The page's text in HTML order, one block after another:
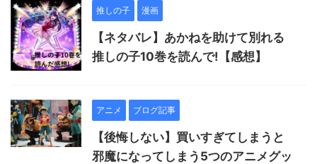
推しの子 漫画
【ネタバレ】あかねを助けて別れる
推しの子10巻を読んで!【感想】
アニメ ブログ記事
【後悔しない】買いすぎてしまうと
邪魔になってしまう5つのアニメグッ